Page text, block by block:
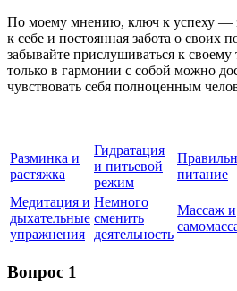
По моему мнению, ключ к успеху —
к себе и постоянная забота о своих
забывайте прислушиваться к своему
только в гармонии с собой можно
чувствовать себя полноценным
Разминка и
растяжка
Гидратация
и питьевой
режим
питание
Медитация и
дыхательные
упражнения
Немного
сменить
деятельность
Массаж и
Вопрос 1